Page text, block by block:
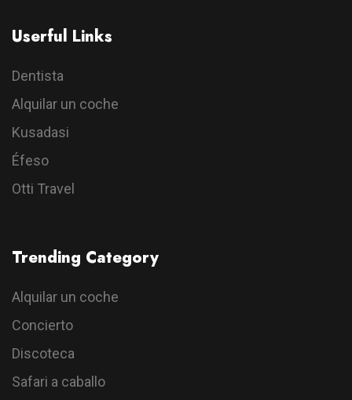
Userful Links
Dentista
Alquilar un coche
Kusadasi
Éfeso
Otti Travel
Trending Category
Alquilar un coche
Concierto
Discoteca
Safari a caballo